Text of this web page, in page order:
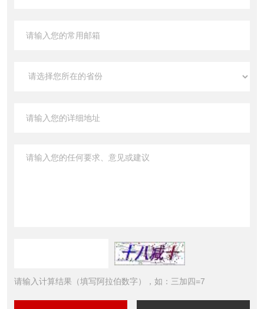
请输入计算结果（填写阿拉伯数字），如：三加四=7